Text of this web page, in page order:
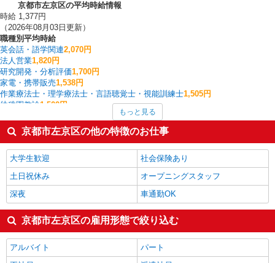
京都市左京区の平均時給情報
時給 1,377円
（2026年08月03日更新）
職種別平均時給
英会話・語学関連2,070円
法人営業1,820円
研究開発・分析評価1,700円
家電・携帯販売1,538円
作業療法士・理学療法士・言語聴覚士・視能訓練士1,505円
幼稚園教諭1,500円
その他オフィスワーク・事務1,433円
フロント・受付・フロア案内 1,400円
受付・秘書1,400円
京都市左京区の他の職種の平均時給を見る
もっと見る
京都市左京区の他の特徴のお仕事
大学生歓迎
社会保険あり
土日祝休み
オープニングスタッフ
深夜
車通勤OK
京都市左京区の雇用形態で絞り込む
アルバイト
パート